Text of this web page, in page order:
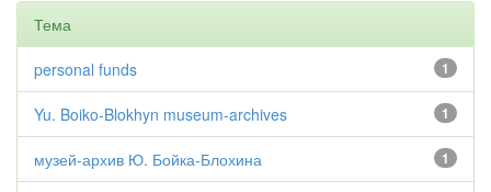
Тема
1
personal funds
1
Yu. Boiko-Blokhyn museum-archives
1
музей-архив Ю. Бойка-Блохина